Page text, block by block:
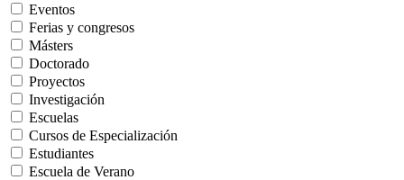
Eventos
Ferias y congresos
Másters
Doctorado
Proyectos
Investigación
Escuelas
Cursos de Especialización
Estudiantes
Escuela de Verano